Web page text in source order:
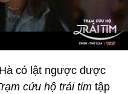
có lật ngược được
cứu hộ trái tim tập